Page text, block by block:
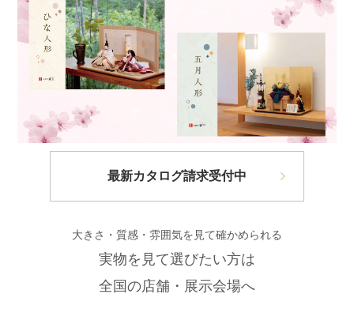
最新カタログ請求受付中
大きさ・質感・雰囲気を見て確かめられる
実物を見て選びたい方は
全国の店舗・展示会場へ